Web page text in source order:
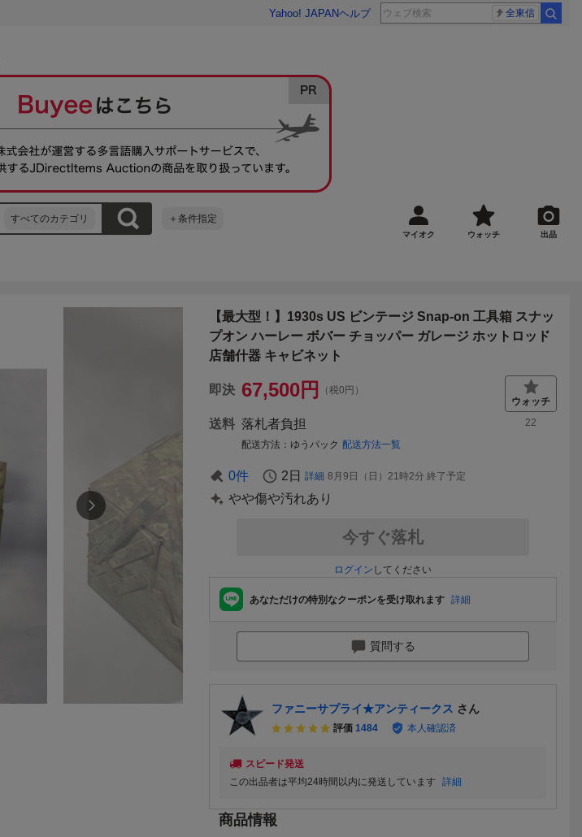
Yahoo! JAPANヘルプ 全東信
すべてのカテゴリ ＋条件指定
マイオク ウォッチ 出品
【最大型！】1930s US ビンテージ Snap-on 工具箱 スナッ
プオン ハーレー ボバー チョッパー ガレージ ホットロッド
店舗什器 キャビネット
即決 67,500円 （税0円）
送料 落札者負担
配送方法 ゆうパック 配送方法一覧
22
0件 2日 詳細 8月9日（日）21時2分 終了予定
やや傷や汚れあり
今すぐ落札
ログイン してください
あなただけの特別なクーポンを受け取れます 詳細
質問する
ファニーサプライ★アンティークス さん
評価 1484 本人確認済
スピード発送
この出品者は平均24時間以内に発送しています
詳細
商品情報